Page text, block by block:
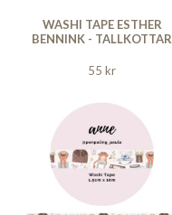
WASHI TAPE ESTHER
BENNINK - TALLKOTTAR
55 kr